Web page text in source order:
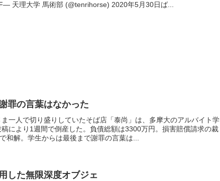
天理大学 馬術部 (@tenrihorse) 2020年5月30日ば...
罪の言葉はなかった
一人で切り盛りしていたそば店「泰尚」は、多摩大のアルバイト学
により1週間で倒産した。負債総額は3300万円。損害賠償請求の裁
和解。学生からは最後まで謝罪の言葉は...
した無限深度オブジェ